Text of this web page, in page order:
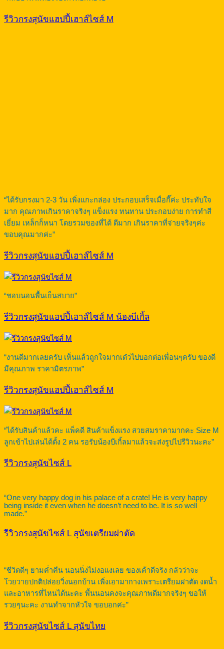
รีวิวกรงสุนัขแฮปปี้เฮาส์ไซส์ M
“ได้รับกรงมา 2-3 วัน เพิ่งแกะกล่อง ประกอบเสร็จเมื่อกี๊ค่ะ ประทับใจ
มาก คุณภาพเกินราคาจริงๆ แข็งแรง ทนทาน ประกอบง่าย การทำสี
เยี่ยม เหล็กก็หนา โดยรวมของที่ได้ ดีมาก เกินราคาที่จ่ายจริงๆค่ะ
ขอบคุณมากค่ะ”
รีวิวกรงสุนัขแฮปปี้เฮาส์ไซส์ M
“ชอบนอนพื้นเย็นสบาย”
รีวิวกรงสุนัขแฮปปี้เฮาส์ไซส์ M น้องบีเกิ้ล
“งานดีมากเลยครับ เห็นแล้วถูกใจมากเด๋วไปบอกต่อเพื่อนๆครับ ของดี
มีคุณภาพ ราคามิตรภาพ”
รีวิวกรงสุนัขแฮปปี้เฮาส์ไซส์ M
“ได้รับสินค้าแล้วคะ แพ็คดี สินค้าแข็งแรง สวยสมราคามากคะ Size M
ลูกเข้าไปเล่นได้ตั้ง 2 คน รอรับน้องบีเกิ้ลมาแล้วจะส่งรูปไปรีวิวนะคะ”
รีวิวกรงสุนัขไซส์ L
“One very happy dog in his palace of a crate! He is very happy
being inside it even when he doesn’t need to be. It is so well
made.”
รีวิวกรงสุนัขไซส์ L สุนัขเตรียมผ่าตัด
“ชีวิตดีๆ ยามค่ำคืน นอนนิ่งไม่งอแงเลย ของเค้าดีจริง กลัวว่าจะ
โวยวายปกติปล่อยวิ่งนอกบ้าน เพิ่งเอามากางเพราะเตรียมผ่าตัด งดน้ำ
และอาหารที่ไหนได้นะคะ พื้นนอนคงจะคุณภาพดีมากจริงๆ ขอให้
รวยๆนะคะ งานทำจากหัวใจ ขอบอกค่ะ”
รีวิวกรงสุนัขไซส์ L สุนัขไทย